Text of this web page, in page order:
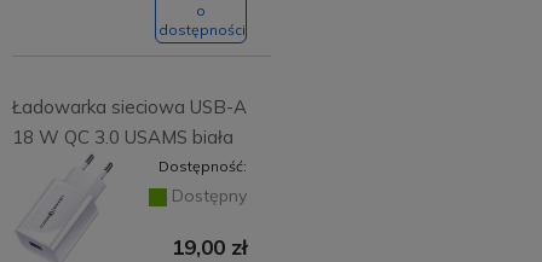
o
dostępności
Ładowarka sieciowa USB-A
18 W QC 3.0 USAMS biała
Dostępność:
Dostępny
19,00 zł